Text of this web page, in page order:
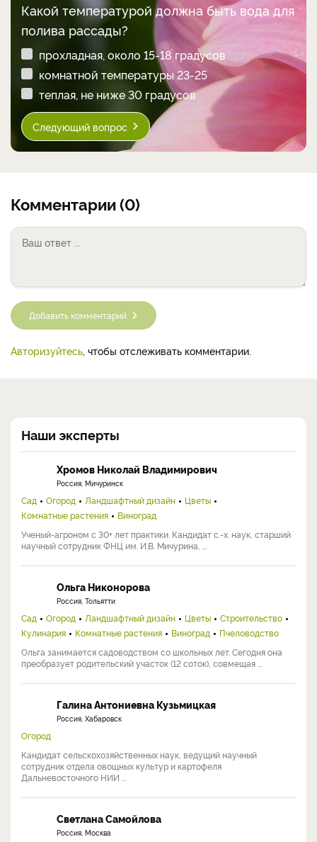
Какой температурой должна быть вода для
полива рассады?
прохладная, около 15-18 градусов
комнатной температуры 23-25
теплая, не ниже 30 градусов
Следующий вопрос
Комментарии (0)
Добавить комментарий
Авторизуйтесь , чтобы отслеживать комментарии.
Наши эксперты
Хромов Николай Владимирович
Россия, Мичуринск
Сад Огород Ландшафтный дизайн
Цветы
Комнатные растения
Виноград
Ученый-агроном с 30+ лет практики. Кандидат с.-х. наук, старший
научный сотрудник ФНЦ им. И.В. Мичурина, ...
Ольга Никонорова
Россия, Тольятти
Сад Огород Ландшафтный дизайн Цветы
Строительство
Кулинария
Комнатные растения Виноград
Пчеловодство
Ольга занимается садоводством со школьных лет. Сегодня она
преобразует родительский участок (12 соток), совмещая ...
Галина Антониевна Кузьмицкая
Россия, Хабаровск
Огород
Кандидат сельскохозяйственных наук, ведущий научный
сотрудник отдела овощных культур и картофеля
Дальневосточного НИИ ...
Светлана Самойлова
Россия, Москва